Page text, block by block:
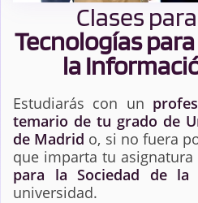
Clases
Tecnologías
la
Estudiarás con un
temario de tu grado de
de Madrid o, si no fuera
que imparta tu asignatura
para la Sociedad de la
universidad.